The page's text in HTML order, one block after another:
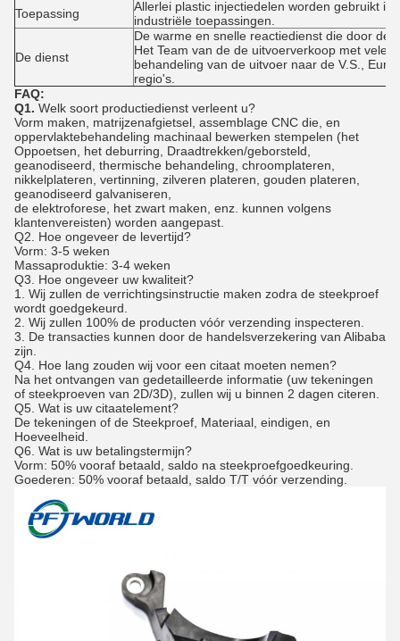
Toepassing
Allerlei plastic injectiedelen worden gebruikt in
industriële toepassingen.
De dienst
De warme en snelle reactiedienst die door de
Het Team van de de uitvoerverkoop met vele
behandeling van de uitvoer naar de V.S.,
regio's.
FAQ:
Q1. Welk soort productiedienst verleent u?
Vorm maken, matrijzenafgietsel, assemblage CNC die, en
oppervlaktebehandeling machinaal bewerken stempelen (het
Oppoetsen, het deburring, Draadtrekken/geborsteld,
geanodiseerd, thermische behandeling, chroomplateren,
nikkelplateren, vertinning, zilveren plateren, gouden plateren,
geanodiseerd galvaniseren,
de elektroforese, het zwart maken, enz. kunnen volgens
klantenvereisten) worden aangepast.
Q2. Hoe ongeveer de levertijd?
Vorm: 3-5 weken
Massaproduktie: 3-4 weken
Q3. Hoe ongeveer uw kwaliteit?
1. Wij zullen de verrichtingsinstructie maken zodra de steekproef
wordt goedgekeurd.
2. Wij zullen 100% de producten vóór verzending inspecteren.
3. De transacties kunnen door de handelsverzekering van Alibaba
zijn.
Q4. Hoe lang zouden wij voor een citaat moeten nemen?
Na het ontvangen van gedetailleerde informatie (uw tekeningen
of steekproeven van 2D/3D), zullen wij u binnen 2 dagen citeren.
Q5. Wat is uw citaatelement?
De tekeningen of de Steekproef, Materiaal, eindigen, en
Hoeveelheid.
Q6. Wat is uw betalingstermijn?
Vorm: 50% vooraf betaald, saldo na steekproefgoedkeuring.
Goederen: 50% vooraf betaald, saldo T/T vóór verzending.